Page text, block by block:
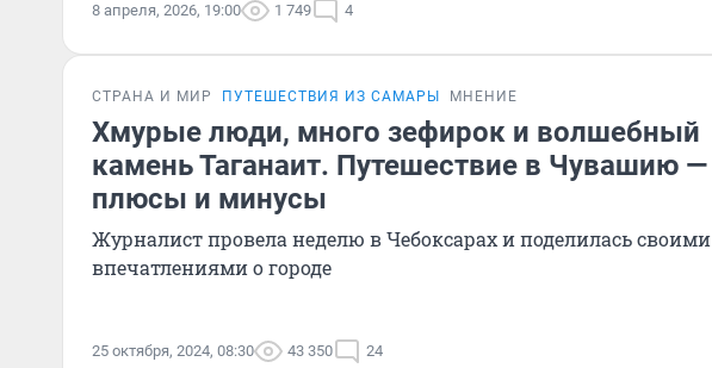
8 апреля, 2026, 19:00 1 749 4
СТРАНА И МИР ПУТЕШЕСТВИЯ ИЗ САМАРЫ МНЕНИЕ
Хмурые люди, много зефирок и волшебный
камень Таганаит. Путешествие в Чувашию —
плюсы и минусы
Журналист провела неделю в Чебоксарах и поделилась своими
впечатлениями о городе
25 октября, 2024, 08:30 43 350 24